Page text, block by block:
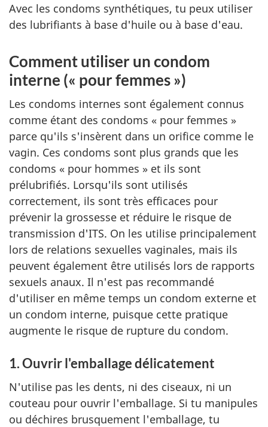
Avec les condoms synthétiques, tu peux utiliser
des lubrifiants à base d'huile ou à base d'eau.
Comment utiliser un condom
interne (« pour femmes »)
Les condoms internes sont également connus
comme étant des condoms « pour femmes »
parce qu'ils s'insèrent dans un orifice comme le
vagin. Ces condoms sont plus grands que les
condoms « pour hommes » et ils sont
prélubrifiés. Lorsqu'ils sont utilisés
correctement, ils sont très efficaces pour
prévenir la grossesse et réduire le risque de
transmission d'ITS. On les utilise principalement
lors de relations sexuelles vaginales, mais ils
peuvent également être utilisés lors de rapports
sexuels anaux. Il n'est pas recommandé
d'utiliser en même temps un condom externe et
un condom interne, puisque cette pratique
augmente le risque de rupture du condom.
1. Ouvrir l'emballage délicatement
N'utilise pas les dents, ni des ciseaux, ni un
couteau pour ouvrir l'emballage. Si tu manipules
ou déchires brusquement l'emballage, tu